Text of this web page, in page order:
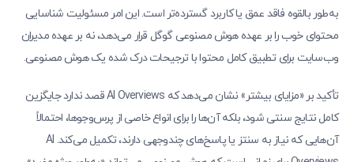
به‌طور بالقوه فاقد عمق یا کاربرد گسترده‌تر است. این امر مسئولیت شناسایی
محتوای خوب را بر عهده هوش مصنوعی گوگل قرار می‌دهد، نه بر عهده مدیران
وب‌سایت برای تطبیق کامل محتوا با ترجیحات درک شده یک هوش مصنوعی.
تأکید بر «مزایای بیشتر» نشان می‌دهد که AI Overviews قصد ندارد جایگزین
کامل نتایج سنتی شود، بلکه آن‌ها را برای انواع خاصی از پرس‌وجوها، احتمالاً
آن‌هایی که نیاز به سنتز یا پاسخ‌های چندوجهی دارند، تکمیل می‌کند. AI